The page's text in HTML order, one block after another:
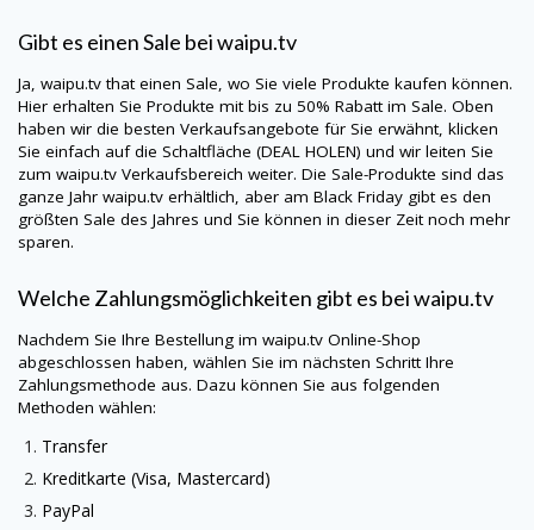
Gibt es einen Sale beiwaipu.tv
Ja, waipu.tvthat einen Sale, wo Sie viele Produkte kaufen können.
Hier erhalten Sie Produkte mit bis zu 50% Rabatt im Sale. Oben
haben wir die besten Verkaufsangebote für Sie erwähnt, klicken
Sie einfach auf die Schaltfläche (DEAL HOLEN) und wir leiten Sie
zum waipu.tv Verkaufsbereich weiter. Die Sale-Produkte sind das
ganze Jahr waipu.tv erhältlich, aber am Black Friday gibt es den
größten Sale des Jahres und Sie können in dieser Zeit noch mehr
sparen.
Welche Zahlungsmöglichkeiten gibt es beiwaipu.tv
Nachdem Sie Ihre Bestellung im waipu.tv Online-Shop
abgeschlossen haben, wählen Sie im nächsten Schritt Ihre
Zahlungsmethode aus. Dazu können Sie aus folgenden
Methoden wählen:
Transfer
Kreditkarte (Visa, Mastercard)
PayPal